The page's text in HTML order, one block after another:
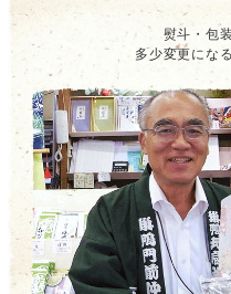
熨斗・包
多少変更にな